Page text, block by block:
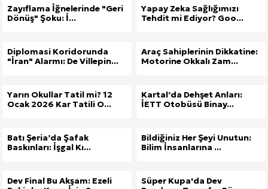
Zayıflama İğnelerinde "Geri
Dönüş" Şoku: İ...
Yapay Zeka Sağlığımızı
Tehdit mi Ediyor? Goo...
Diplomasi Koridorunda
"İran" Alarmı: De Villepin...
Araç Sahiplerinin Dikkatine:
Motorine Okkalı Zam...
Yarın Okullar Tatil mi? 12
Ocak 2026 Kar Tatili O...
Kartal’da Dehşet Anları:
İETT Otobüsü Binay...
Batı Şeria’da Şafak
Baskınları: İşgal Kı...
Bildiğiniz Her Şeyi Unutun:
Bilim İnsanlarına ...
Dev Final Bu Akşam: Ezeli
Süper Kupa'da Dev